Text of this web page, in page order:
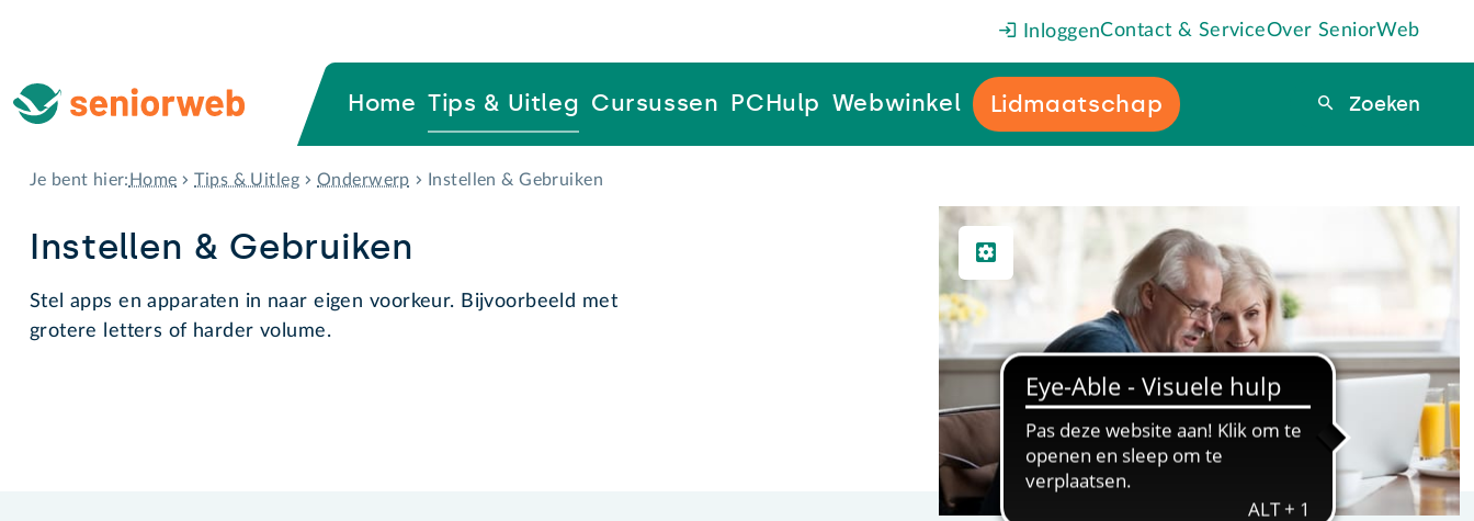
InloggenContact & ServiceOver SeniorWeb
Home Tips & Uitleg Cursussen PCHulp Webwinkel Lidmaatschap Zoeken
Zoeken
Je bent hier: Home Tips & Uitleg Onderwerp Instellen & Gebruiken
Instellen & Gebruiken
Stel apps en apparaten in naar eigen voorkeur. Bijvoorbeeld met
grotere letters of harder volume.